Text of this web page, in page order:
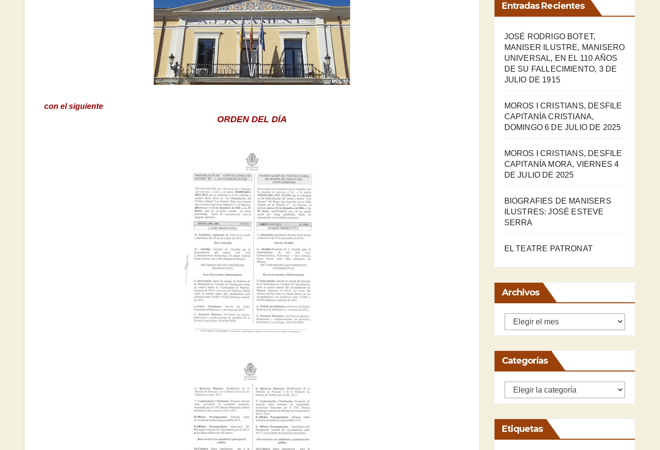
con el siguiente
ORDEN DEL DÍA
Entradas Recientes
JOSÉ RODRIGO BOTET,
MANISER ILUSTRE, MANISERO
UNIVERSAL, EN EL 110 AÑOS
DE SU FALLECIMIENTO, 3 DE
JULIO DE 1915
MOROS I CRISTIANS, DESFILE
CAPITANÍA CRISTIANA,
DOMINGO 6 DE JULIO DE 2025
MOROS I CRISTIANS, DESFILE
CAPITANÍA MORA, VIERNES 4
DE JULIO DE 2025
BIOGRAFIES DE MANISERS
ILUSTRES: JOSÉ ESTEVE
SERRA
EL TEATRE PATRONAT
Archivos
Archivos
Categorías
Categorías
Etiquetas